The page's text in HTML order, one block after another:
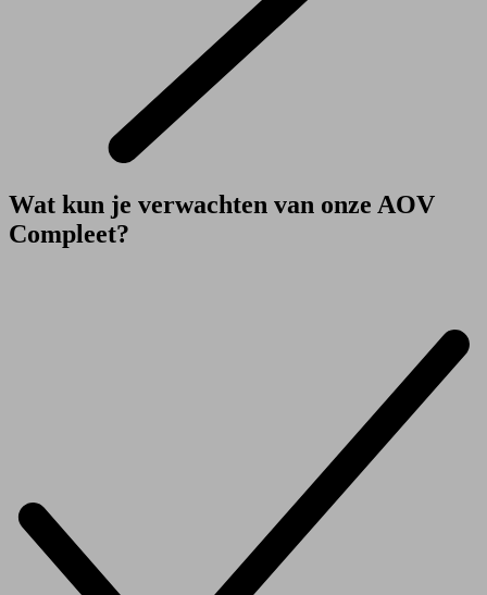
Wat kun je verwachten van onze AOV
Compleet?